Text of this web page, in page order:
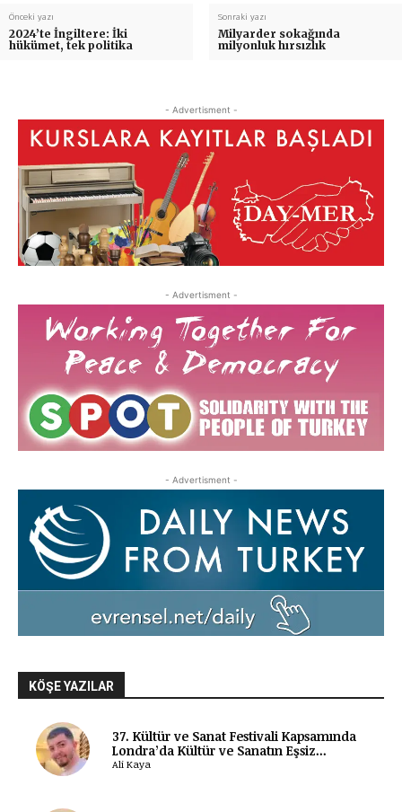
Önceki yazı
2024’te İngiltere: İki
hükümet, tek politika
Sonraki yazı
Milyarder sokağında
milyonluk hırsızlık
- Advertisment -
- Advertisment -
- Advertisment -
KÖŞE YAZILAR
37. Kültür ve Sanat Festivali Kapsamında
Londra’da Kültür ve Sanatın Eşsiz...
Ali Kaya